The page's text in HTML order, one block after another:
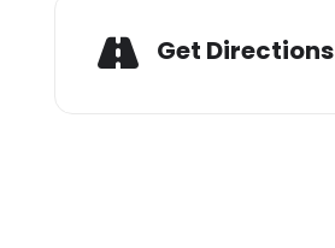
Get Directions